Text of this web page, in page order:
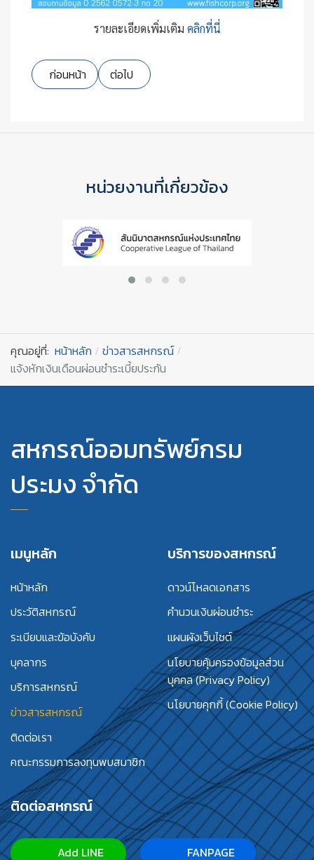
รายละเอียดเพิ่มเติม คลิกที่นี่
เนื้อหาก่อนหน้า: สอบราคาจ้างปรับปรุงและต่อเติมอาคารที่ท
ก่อนหน้า เนื้อหาถัดไป: รายชื่อสมาชิกผู้ที่ได้รับรางวัลปร
ต่อไป
หน่วยงานที่เกี่ยวข้อง
คุณอยู่ที่: หน้าหลัก
ข่าวสารสหกรณ์
แจ้งหักเงินเดือนผ่อนชำระเบี้ยประกัน
สหกรณ์ออมทรัพย์กรม
ประมง จำกัด
เมนูหลัก
หน้าหลัก
ประวัติสหกรณ์
ระเบียบและข้อบังคับ
บุคลากร
บริการสหกรณ์
ข่าวสารสหกรณ์
ติดต่อเรา
คณะกรรมการลงทุนพบสมาชิก
บริการของสหกรณ์
ดาวน์โหลดเอกสาร
คำนวนเงินผ่อนชำระ
แผนผังเว็บไซต์
นโยบายคุ้มครองข้อมูลส่วน
บุคคล (Privacy Policy)
นโยบายคุกกี้ (Cookie Policy)
ติดต่อสหกรณ์
Add LINE FANPAGE